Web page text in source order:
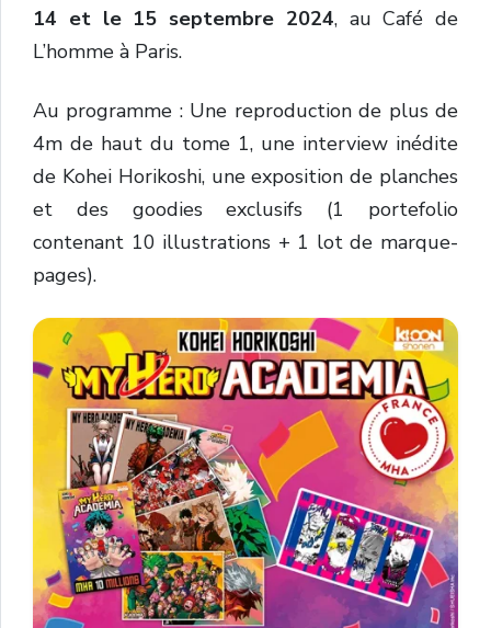
14 et le 15 septembre 2024, au Café de
L’homme à Paris.
Au programme : Une reproduction de plus de
4m de haut du tome 1, une interview inédite
de Kohei Horikoshi, uneexposition de planches
et des goodies exclusifs (1 portefolio
contenant 10 illustrations + 1 lot de marque-
pages).